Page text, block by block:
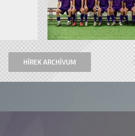
HÍREK ARCHÍVUM